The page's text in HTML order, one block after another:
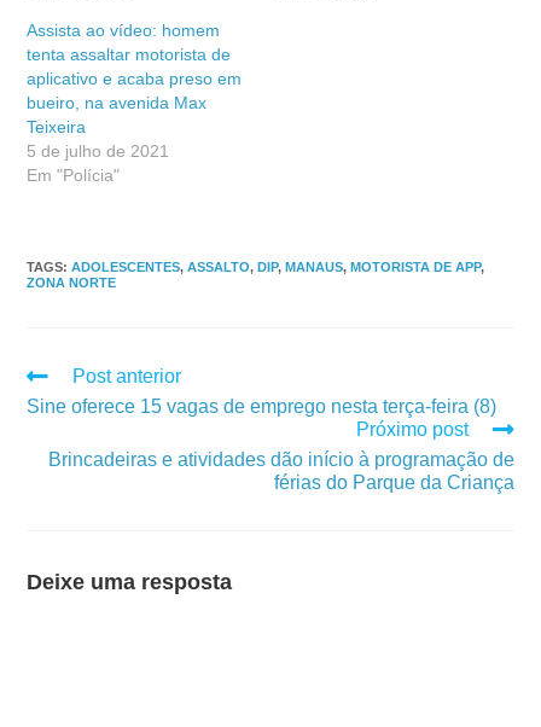
Assista ao vídeo: homem
tenta assaltar motorista de
aplicativo e acaba preso em
bueiro, na avenida Max
Teixeira
5 de julho de 2021
Em "Polícia"
TAGS:ADOLESCENTES, ASSALTO, DIP, MANAUS, MOTORISTA DE APP,
ZONA NORTE
Post anterior
Sine oferece 15 vagas de emprego nesta terça-feira (8)
Próximo post
Brincadeiras e atividades dão início à programação de
férias do Parque da Criança
Deixe uma resposta